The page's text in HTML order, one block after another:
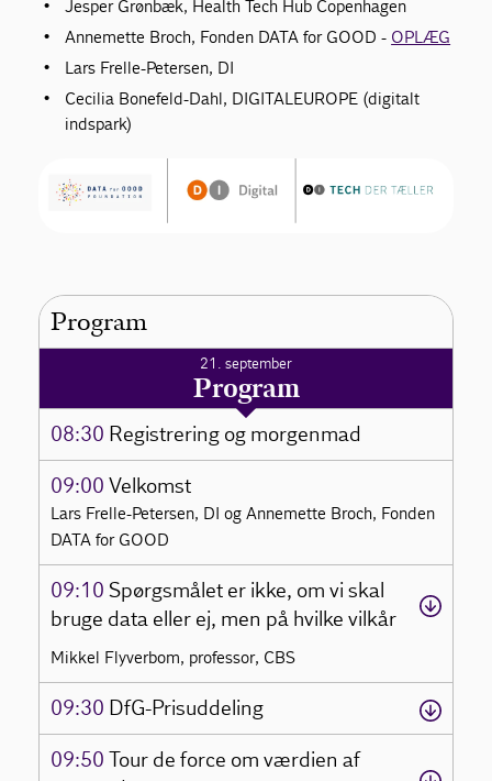
Jesper Grønbæk, Health Tech Hub Copenhagen
Annemette Broch, Fonden DATA for GOOD - OPLÆG
Lars Frelle-Petersen, DI
Cecilia Bonefeld-Dahl, DIGITALEUROPE (digitalt
indspark)
Program
21. september
Program
08:30 Registrering og morgenmad
09:00 Velkomst
Lars Frelle-Petersen, DI og Annemette Broch, Fonden
DATA for GOOD
09:10 Spørgsmålet er ikke, om vi skal
bruge data eller ej, men på hvilke vilkår
Mikkel Flyverbom, professor, CBS
09:30 DfG-Prisuddeling
09:50 Tour de force om værdien af